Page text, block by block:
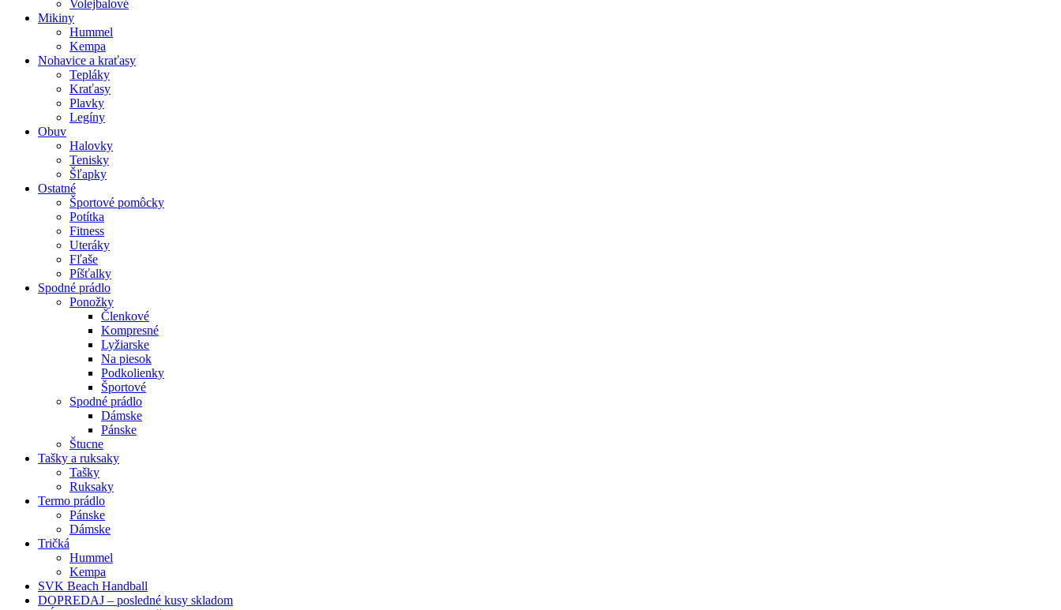
Volejbalové
Mikiny
Hummel
Kempa
Nohavice a kraťasy
Tepláky
Kraťasy
Plavky
Legíny
Obuv
Halovky
Tenisky
Šľapky
Ostatné
Športové pomôcky
Potítka
Fitness
Uteráky
Fľaše
Píšťalky
Spodné prádlo
Ponožky
Členkové
Kompresné
Lyžiarske
Na piesok
Podkolienky
Športové
Spodné prádlo
Dámske
Pánske
Štucne
Tašky a ruksaky
Tašky
Ruksaky
Termo prádlo
Pánske
Dámske
Tričká
Hummel
Kempa
SVK Beach Handball
DOPREDAJ – posledné kusy skladom